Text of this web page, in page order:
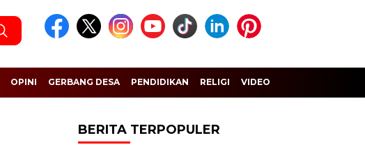
OPINI GERBANG DESA PENDIDIKAN RELIGI VIDEO
BERITA TERPOPULER